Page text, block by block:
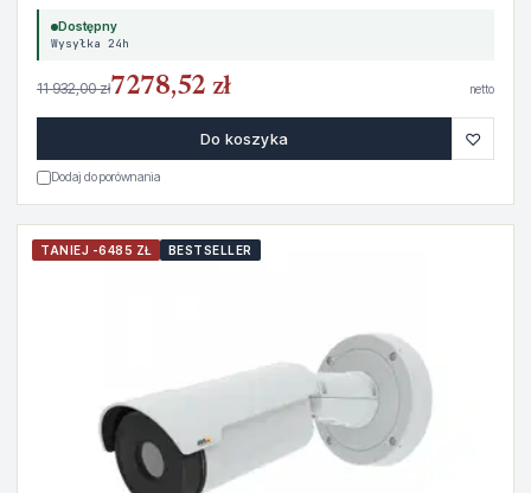
Dostępny
Wysyłka 24h
11 932,00 zł7278,52 zł netto
Do koszyka ♡
Dodaj do porównania
TANIEJ -6485 ZŁ BESTSELLER